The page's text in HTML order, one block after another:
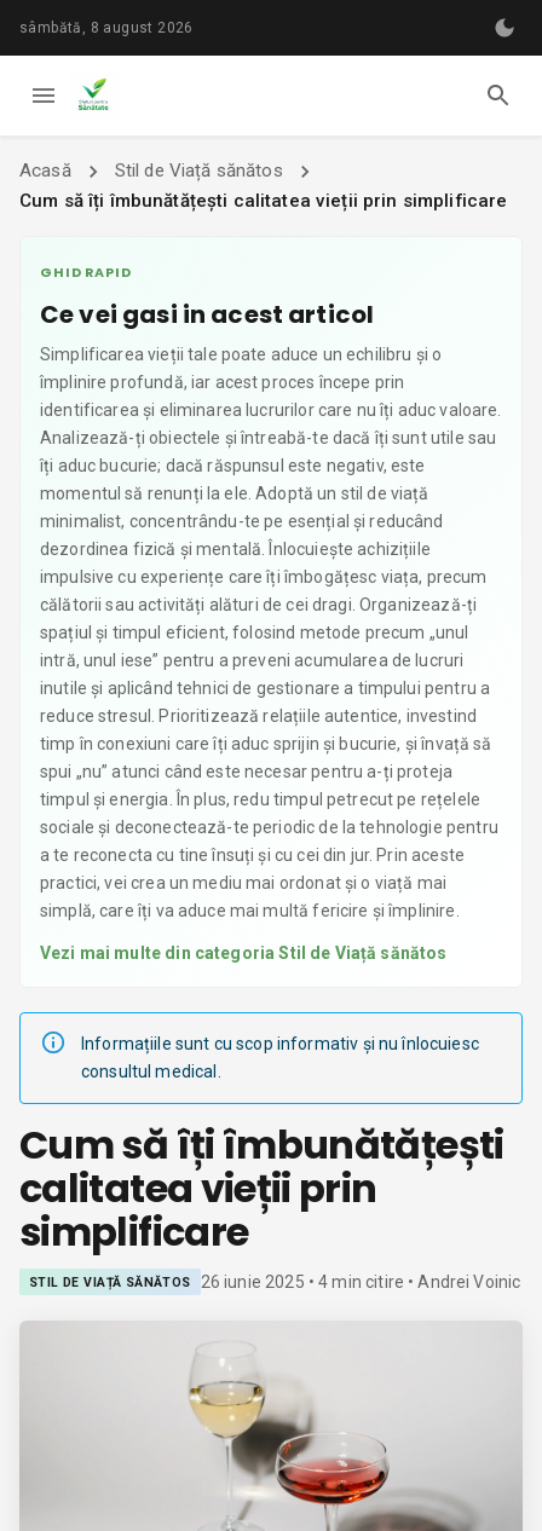
sâmbătă, 8 august 2026
Acasă
Stil de Viață sănătos
Cum să îți îmbunătățești calitatea vieții prin simplificare
GHID RAPID
Ce vei gasi in acest articol
Simplificarea vieții tale poate aduce un echilibru și o
împlinire profundă, iar acest proces începe prin
identificarea și eliminarea lucrurilor care nu îți aduc valoare.
Analizează-ți obiectele și întreabă-te dacă îți sunt utile sau
îți aduc bucurie; dacă răspunsul este negativ, este
momentul să renunți la ele. Adoptă un stil de viață
minimalist, concentrându-te pe esențial și reducând
dezordinea fizică și mentală. Înlocuiește achizițiile
impulsive cu experiențe care îți îmbogățesc viața, precum
călătorii sau activități alături de cei dragi. Organizează-ți
spațiul și timpul eficient, folosind metode precum „unul
intră, unul iese” pentru a preveni acumularea de lucruri
inutile și aplicând tehnici de gestionare a timpului pentru a
reduce stresul. Prioritizează relațiile autentice, investind
timp în conexiuni care îți aduc sprijin și bucurie, și învață să
spui „nu” atunci când este necesar pentru a-ți proteja
timpul și energia. În plus, redu timpul petrecut pe rețelele
sociale și deconectează-te periodic de la tehnologie pentru
a te reconecta cu tine însuți și cu cei din jur. Prin aceste
practici, vei crea un mediu mai ordonat și o viață mai
simplă, care îți va aduce mai multă fericire și împlinire.
Vezi mai multe din categoriaStil de Viață sănătos
Informațiile sunt cu scop informativ și nu înlocuiesc
consultul medical.
Cum să îți îmbunătățești
calitatea vieții prin
simplificare
STIL DE VIAȚĂ SĂNĂTOS 26 iunie 2025 •4min citire • Andrei Voinic